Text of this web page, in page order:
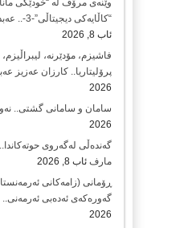
وێنەی مرۆڤ لە “خودێکی
“کاڵایەکی دیجیتاڵی”-3-.. عەبدولموتەلیب عەبدوڵڵا
ئاب 8, 2026
فاشیزم، مۆدێرنە، لیبراڵیزم،
پرۆلیتاریا.. کارزان عەزیز
2026
سامان و سامانی گشتی..
2026
گەندەڵی لەگەروی
مارف ئاب 8, 2026
ڕۆمانی (زامه‌كانی
گه‌وره‌كه‌ی ئه‌ده‌بی ئه‌رمه‌نی..
2026